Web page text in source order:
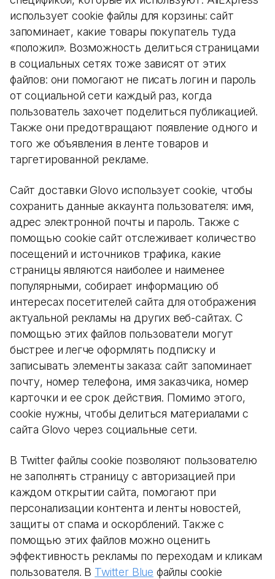
использует cookie файлы для корзины: сайт
запоминает, какие товары покупатель туда
«положил». Возможность делиться страницами
в социальных сетях тоже зависят от этих
файлов: они помогают не писать логин и пароль
от социальной сети каждый раз, когда
пользователь захочет поделиться публикацией.
Также они предотвращают появление одного и
того же объявления в ленте товаров и
таргетированной рекламе.
Сайт доставки Glovo использует cookie, чтобы
сохранить данные аккаунта пользователя: имя,
адрес электронной почты и пароль. Также с
помощью cookie сайт отслеживает количество
посещений и источников трафика, какие
страницы являются наиболее и наименее
популярными, собирает информацию об
интересах посетителей сайта для отображения
актуальной рекламы на других веб-сайтах. С
помощью этих файлов пользователи могут
быстрее и легче оформлять подписку и
записывать элементы заказа: сайт запоминает
почту, номер телефона, имя заказчика, номер
карточки и ее срок действия. Помимо этого,
cookie нужны, чтобы делиться материалами с
сайта Glovo через социальные сети.
В Twitter файлы cookie позволяют пользователю
не заполнять страницу с авторизацией при
каждом открытии сайта, помогают при
персонализации контента и ленты новостей,
защиты от спама и оскорблений. Также с
помощью этих файлов можно оценить
эффективность рекламы по переходам и кликам
пользователя. В Twitter Blue файлы cookie